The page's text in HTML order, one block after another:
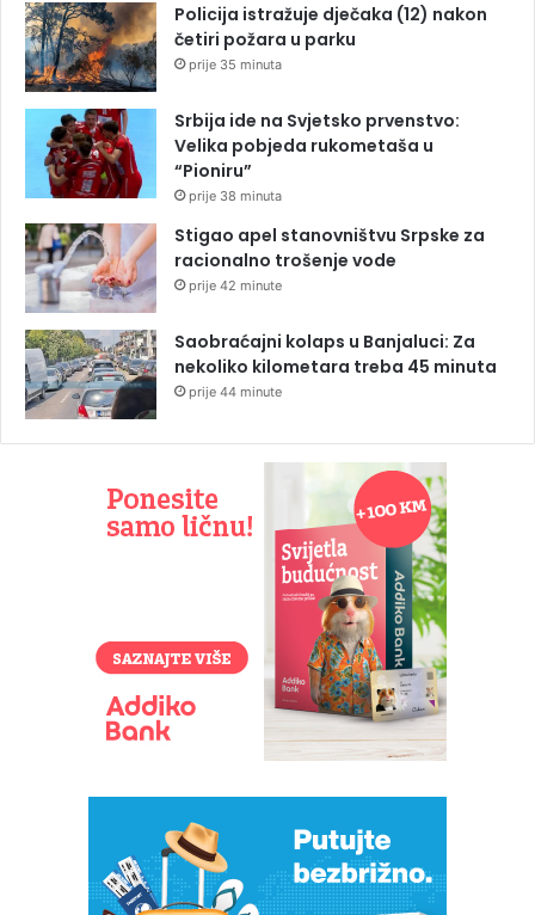
Policija istražuje dječaka (12) nakon
četiri požara u parku
prije 35 minuta
Srbija ide na Svjetsko prvenstvo:
Velika pobjeda rukometaša u
“Pioniru”
prije 38 minuta
Stigao apel stanovništvu Srpske za
racionalno trošenje vode
prije 42 minute
Saobraćajni kolaps u Banjaluci: Za
nekoliko kilometara treba 45 minuta
prije 44 minute